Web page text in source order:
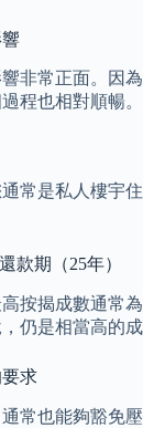
非常正面。因
程也相對順暢
常是私人樓宇
款期（25年）
按揭成數通常
仍是相當高的
求
常也能夠豁免